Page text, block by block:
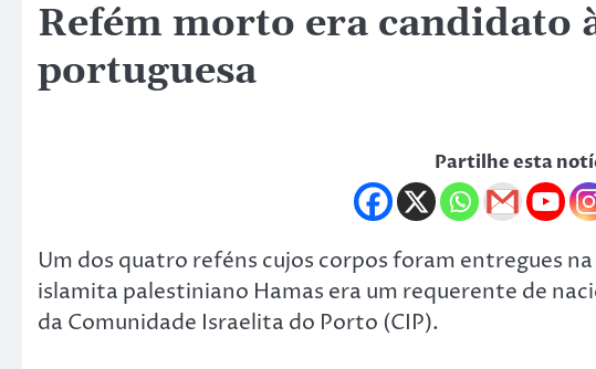
Refém morto era candidato
portuguesa
Partilhe esta
Um dos quatro reféns cujos corpos foram entregues
islamita palestiniano Hamas era um requerente de
da Comunidade Israelita do Porto (CIP).